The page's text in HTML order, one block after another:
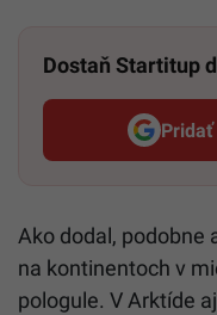
Dostaň Startitup
Pridať
Ako dodal, podobne
na kontinentoch v
pologule. V Arktíde